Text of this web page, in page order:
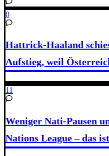
0
Hattrick-Haaland
Aufstieg, weil
11
Weniger Nati-Pausen
Nations League – das